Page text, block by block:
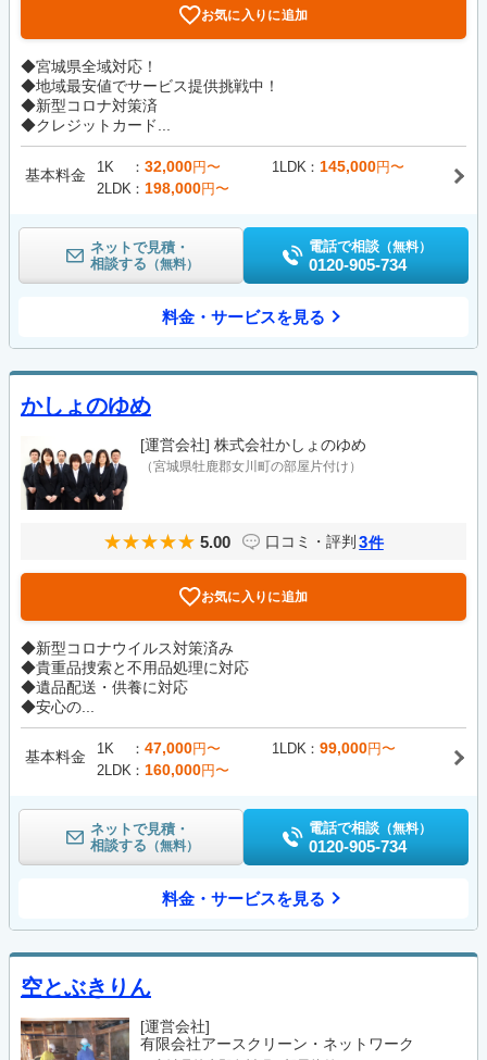
お気に入りに追加
◆宮城県全域対応！
◆地域最安値でサービス提供挑戦中！
◆新型コロナ対策済
◆クレジットカード...
基本料金 1K 32,000円〜 1LDK 145,000円〜
2LDK
198,000円〜
ネットで見積・
相談する （無料）
電話で相談 （無料）
0120-905-734
料金・サービスを見る
かしょのゆめ
[運営会社] 株式会社かしょのゆめ
（宮城県牡鹿郡女川町の部屋片付け）
5.00 口コミ・評判 3件
お気に入りに追加
◆新型コロナウイルス対策済み
◆貴重品捜索と不用品処理に対応
◆遺品配送・供養に対応
◆安心の...
基本料金 1K 47,000円〜 1LDK 99,000円〜
2LDK
160,000円〜
ネットで見積・
相談する （無料）
電話で相談 （無料）
0120-905-734
料金・サービスを見る
空とぶきりん
[運営会社]
有限会社アースクリーン・ネットワーク